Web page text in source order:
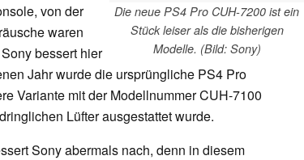
Die neue PS4 Pro CUH-7200 ist ein
Stück leiser als die bisherigen
Modelle. (Bild: Sony)
von der
waren
bessert hier
Jahr wurde die ursprüngliche PS4 Pro
Variante mit der Modellnummer CUH-7100
Lüfter ausgestattet wurde.
Sony abermals nach, denn in diesem